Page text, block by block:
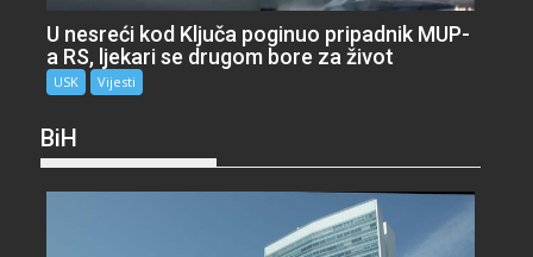
U nesreći kod Ključa poginuo pripadnik MUP-
a RS, ljekari se drugom bore za život
USK Vijesti
BiH